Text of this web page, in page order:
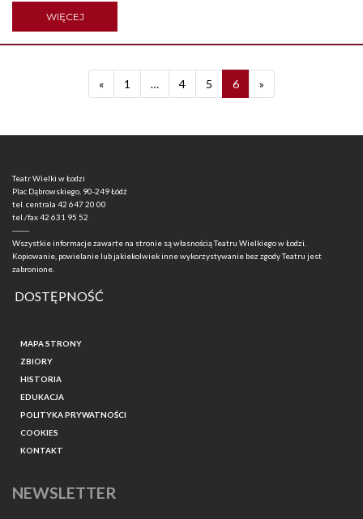
WIĘCEJ
«Previous
1 … 4 5 6 »
Teatr Wielki w Łodzi
Plac Dąbrowskiego, 90-249 Łódź
tel. centrala 42 647 20 00
tel./fax42 631 95 52
-------
Wszystkie informacje zawarte na stronie są własnością Teatru Wielkiego w Łodzi.
Kopiowanie, powielanie lub jakiekolwiek inne wykorzystywanie bez zgody Teatru jest
zabronione.
DOSTĘPNOŚĆ
MAPA STRONY
ZBIORY
HISTORIA
EDUKACJA
POLITYKA PRYWATNOŚCI
COOKIES
KONTAKT
NEWSLETTER